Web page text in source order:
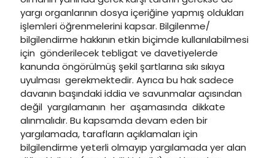
yargı organlarının dosya içeriğine yapmış oldukları
işlemleri öğrenmelerini kapsar. Bilgilenme/
bilgilendirme hakkının etkin biçimde kullanılabilmesi
için gönderilecek tebligat ve davetiyelerde
kanunda öngörülmüş şekil şartlarına sıkı sıkıya
uyulması gerekmektedir. Ayrıca bu hak sadece
davanın başındaki iddia ve savunmalar açısından
değil yargılamanın her aşamasında dikkate
alınmalıdır. Bu kapsamda devam eden bir
yargılamada, tarafların açıklamaları için
bilgilendirme yeterli olmayıp yargılamada yer alan